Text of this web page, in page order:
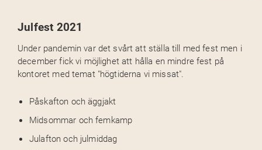
Julfest 2021
Under pandemin var det svårt att ställa till med fest men i
december fick vi möjlighet att hålla en mindre fest på
kontoret med temat "högtiderna vi missat".
Påskafton och äggjakt
Midsommar och femkamp
Julafton och julmiddag